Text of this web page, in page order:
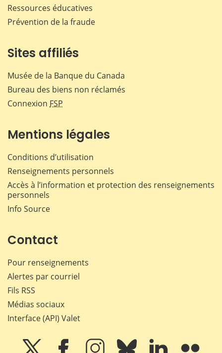
Ressources éducatives
Prévention de la fraude
Sites affiliés
Musée de la Banque du Canada
Bureau des biens non réclamés
Connexion FSP
Mentions légales
Conditions d’utilisation
Renseignements personnels
Accès à l’information et protection des renseignements
personnels
Info Source
Contact
Pour renseignements
Alertes par courriel
Fils RSS
Médias sociaux
Interface (API) Valet